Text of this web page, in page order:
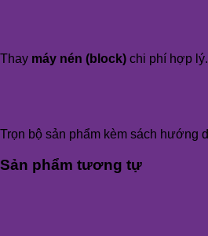
Thay máy nén (block) chi phí hợp lý.
Trọn bộ sản phẩm kèm sách hướng
Sản phẩm tương tự